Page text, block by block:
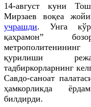
14-август куни
Мирзаев воқеа
учрашди. Унга
қаҳрамон”
қурилиши
тадбиркорларнинг
Савдо-саноат
ҳамкорликда
билдирди.